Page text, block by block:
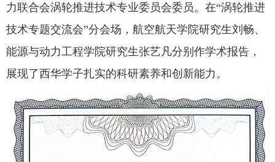
力联合会涡轮推进技术专业委员会委员。在“涡轮推进
技术专题交流会”分会场，航空航天学院研究生刘畅、
能源与动力工程学院研究生张艺凡分别作学术报告，
展现了西华学子扎实的科研素养和创新能力。